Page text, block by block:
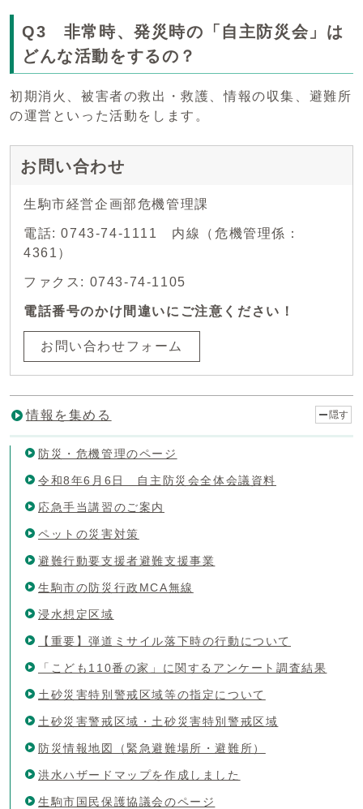
Q3 非常時、発災時の「自主防災会」は
どんな活動をするの？
初期消火、被害者の救出・救護、情報の収集、避難所
の運営といった活動をします。
お問い合わせ
生駒市経営企画部危機管理課
電話: 0743-74-1111 内線（危機管理係：
4361）
ファクス: 0743-74-1105
電話番号のかけ間違いにご注意ください！
お問い合わせフォーム
情報を集める 隠す
防災・危機管理のページ
令和8年6月6日 自主防災会全体会議資料
応急手当講習のご案内
ペットの災害対策
避難行動要支援者避難支援事業
生駒市の防災行政MCA無線
浸水想定区域
【重要】弾道ミサイル落下時の行動について
「こども110番の家」に関するアンケート調査結果
土砂災害特別警戒区域等の指定について
土砂災害警戒区域・土砂災害特別警戒区域
防災情報地図（緊急避難場所・避難所）
洪水ハザードマップを作成しました
生駒市国民保護協議会のページ